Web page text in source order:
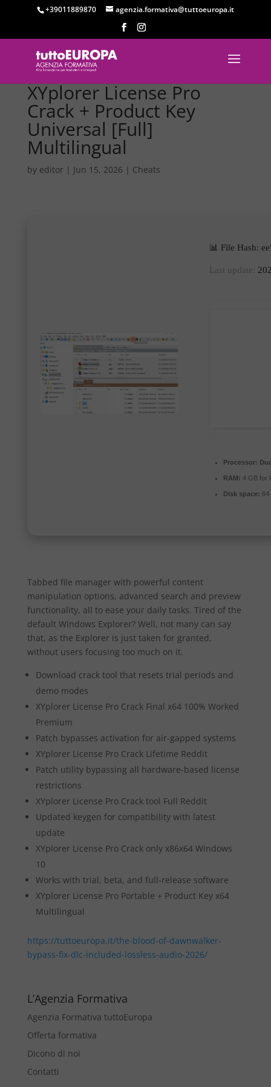
+39011889870 agenzia.formativa@tuttoeuropa.it
XYplorer License Pro
Crack + Product Key
Universal [Full]
Multilingual
by editor | Jun 15, 2026 | Cheats
📊 File Hash:
Last update:
Processor:
RAM: 4 GB for
Disk space: 64
Tabbed file manager with powerful content
manipulation options, advanced search and preview
functionality, all to ease your daily tasks. Tired of the
default Windows Explorer? Well, not many can say
that, as the Explorer is just taken for granted,
without users focusing too much on it.
Download crack tool that resets trial periods and
demo modes
XYplorer License Pro Crack Final x64 100% Worked
Premium
Patch bypasses activation for air-gapped systems
XYplorer License Pro Crack Lifetime Reddit
Patch utility bypassing all hardware-based license
restrictions
XYplorer License Pro Crack tool Full Reddit
Updated keygen for compatibility with latest
update
XYplorer License Pro Crack only x86x64 Windows
10
Works with trial, beta, and full-release software
XYplorer License Pro Portable + Product Key x64
Multilingual
https://tuttoeuropa.it/the-blood-of-dawnwalker-
bypass-fix-dlc-included-lossless-audio-2026/
L’Agenzia Formativa
Agenzia Formativa tuttoEuropa
Offerta formativa
Dicono di noi
Contatti